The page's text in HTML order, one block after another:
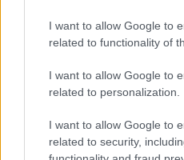
I want to allow Google to
related to functionality of
I want to allow Google to
related to personalization.
I want to allow Google to
related to security,